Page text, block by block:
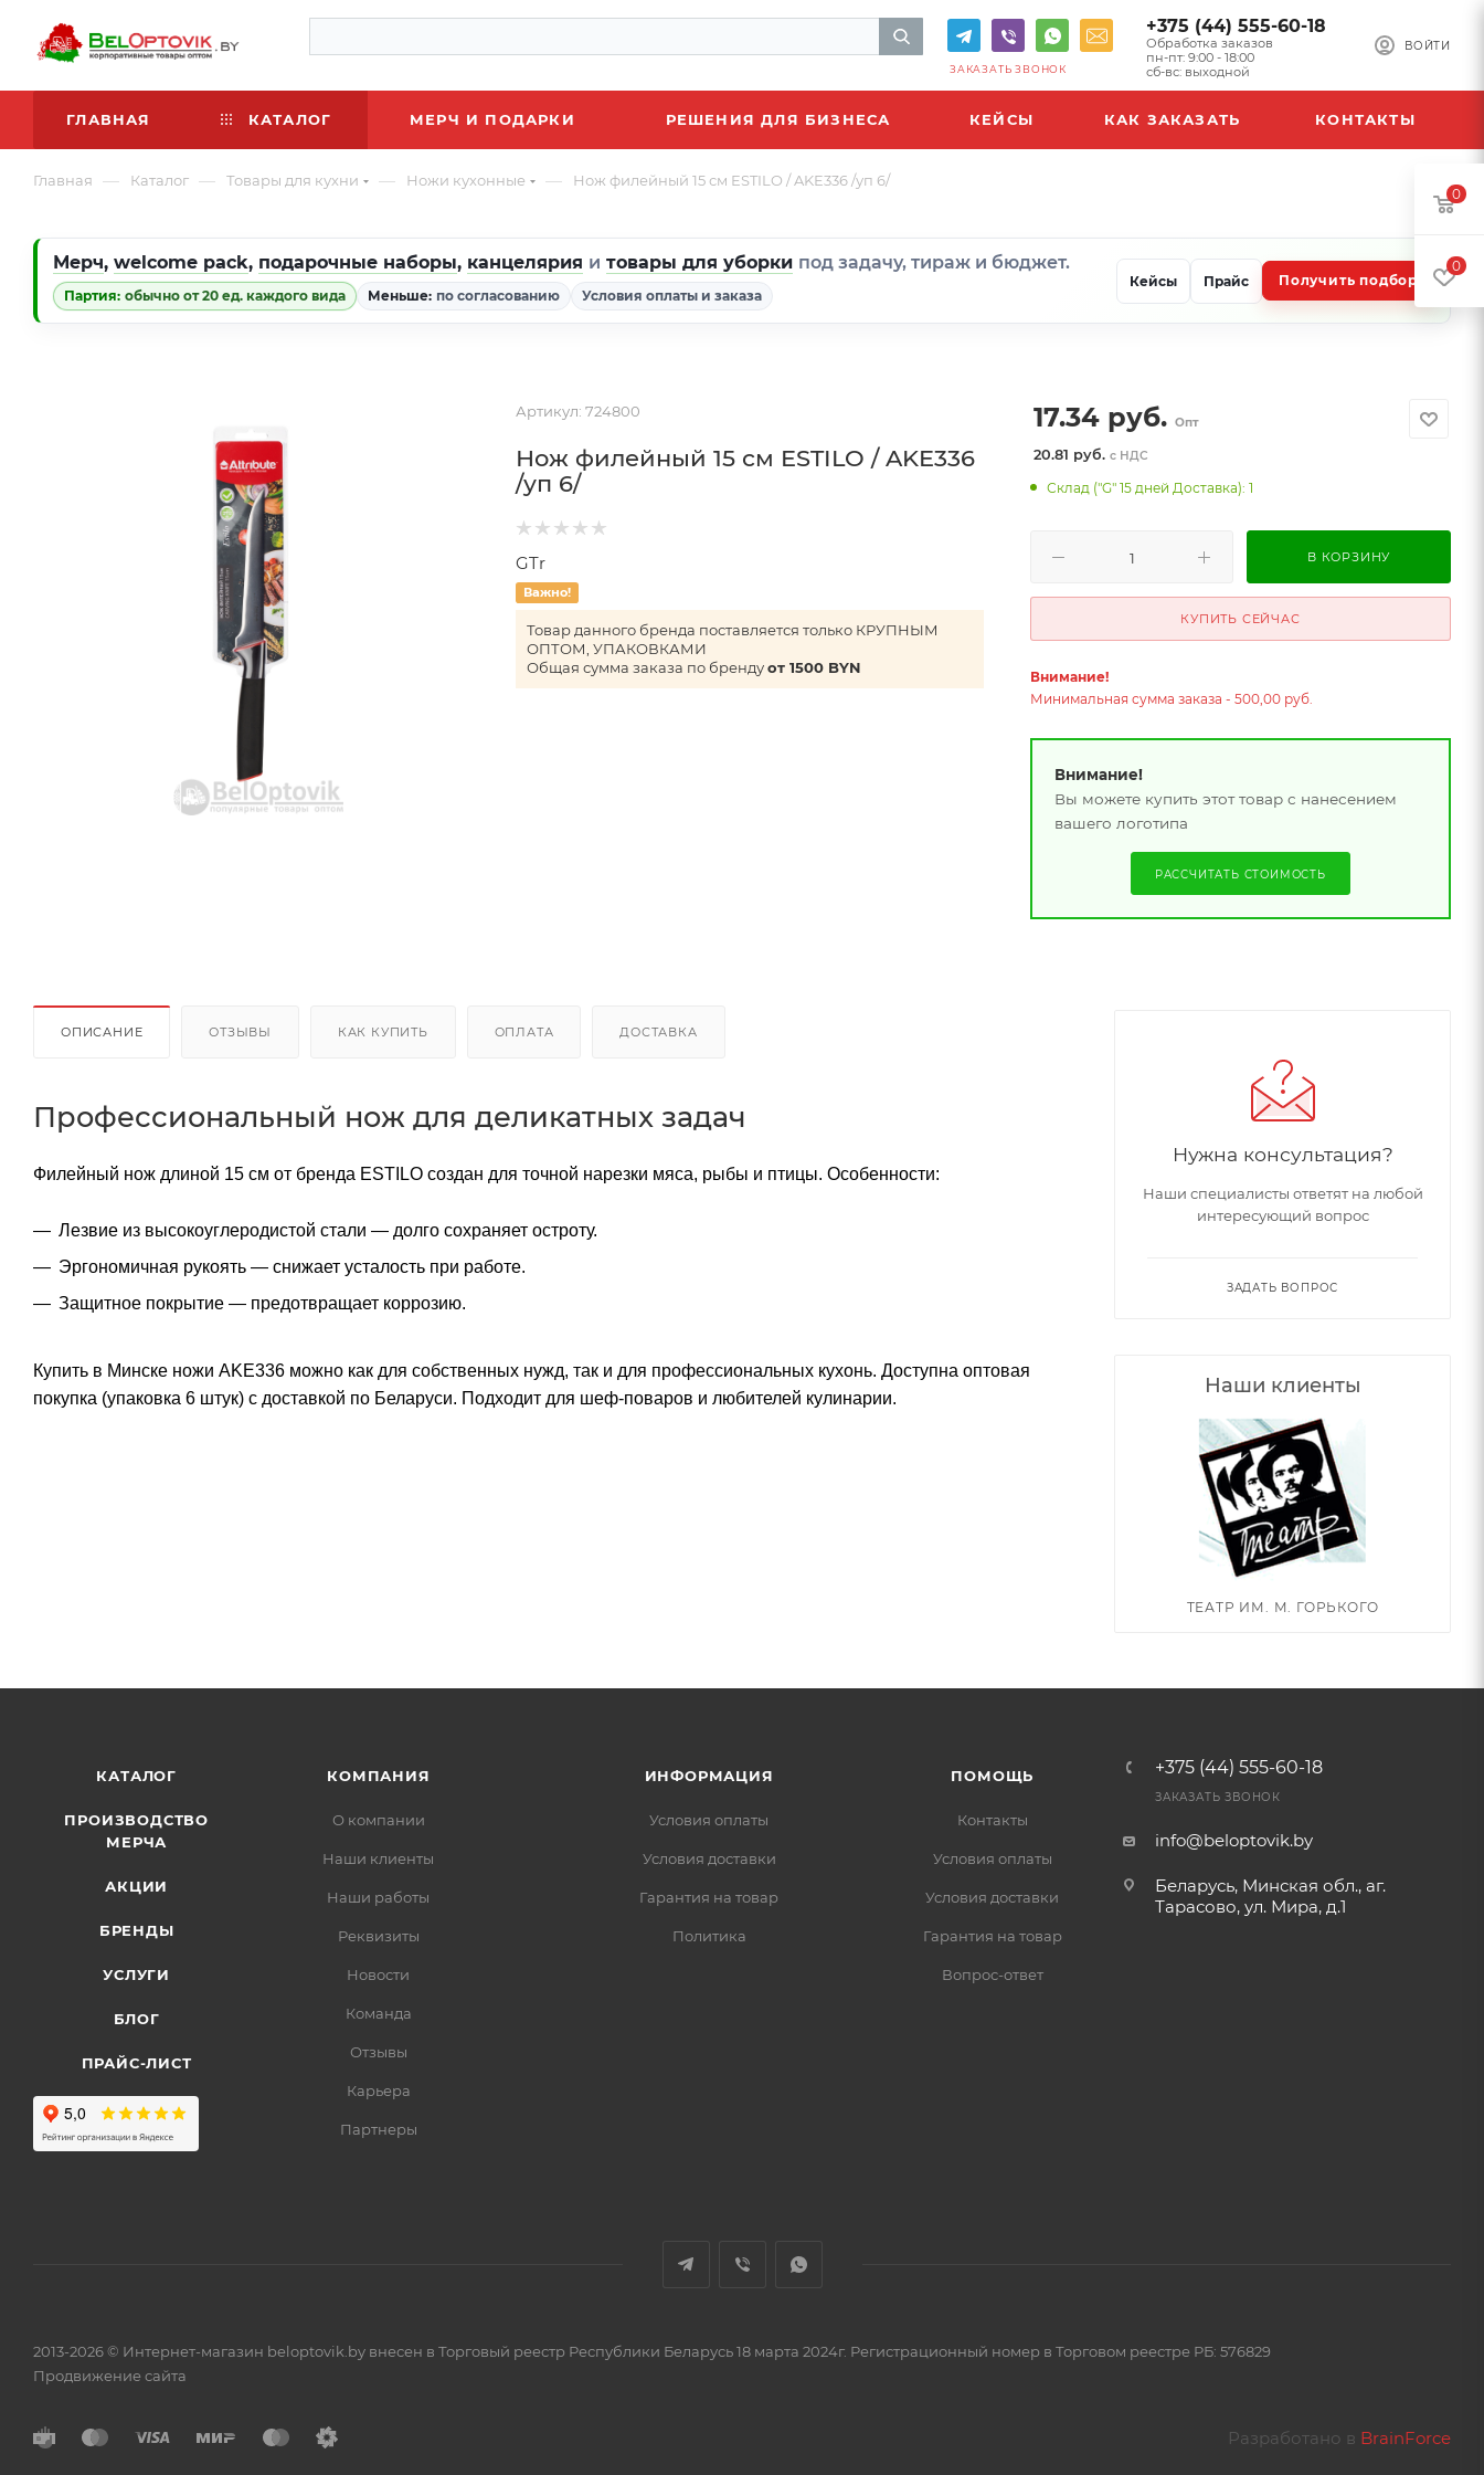
ВОЙТИ
+375 (44) 555-60-18
Обработка заказов
пн-пт: 9:00 - 18:00
сб-вс: выходной
ЗАКАЗАТЬ ЗВОНОК
ГЛАВНАЯ КАТАЛОГ МЕРЧ И ПОДАРКИ РЕШЕНИЯ ДЛЯ БИЗНЕСА КЕЙСЫ КАК ЗАКАЗАТЬ КОНТАКТЫ
Главная — Каталог — Товары для кухни — Ножи кухонные — Нож филейный 15 см ESTILO / AKE336 /уп 6/
Мерч, welcome pack, подарочные наборы, канцелярия и товары для уборки под задачу, тираж и бюджет.
Партия: обычно от 20 ед. каждого вида Меньше: по согласованию Условия оплаты и заказа
Кейсы Прайс Получить подбор
Артикул: 724800
Нож филейный 15 см ESTILO / AKE336
/уп 6/
GTr
Важно!
Товар данного бренда поставляется только КРУПНЫМ
ОПТОМ, УПАКОВКАМИ
Общая сумма заказа по брендуот 1500 BYN
17.34руб. Опт
20.81 руб. с НДС
Склад ("G" 15 дней Доставка): 1
В КОРЗИНУ
КУПИТЬ СЕЙЧАС
Внимание!
Минимальная сумма заказа - 500,00 руб.
Внимание!
Вы можете купить этот товар с нанесением
вашего логотипа
РАССЧИТАТЬ СТОИМОСТЬ
ОПИСАНИЕ ОТЗЫВЫ КАК КУПИТЬ ОПЛАТА ДОСТАВКА
Профессиональный нож для деликатных задач
Филейный нож длиной 15 см от бренда ESTILO создан для точной нарезки мяса, рыбы и птицы. Особенности:
Лезвие из высокоуглеродистой стали — долго сохраняет остроту.
Эргономичная рукоять — снижает усталость при работе.
Защитное покрытие — предотвращает коррозию.
Купить в Минске ножи AKE336 можно как для собственных нужд, так и для профессиональных кухонь. Доступна оптовая
покупка (упаковка 6 штук) с доставкой по Беларуси. Подходит для шеф-поваров и любителей кулинарии.
Нужна консультация?
Наши специалисты ответят на любой
интересующий вопрос
ЗАДАТЬ ВОПРОС
Наши клиенты
ТЕАТР ИМ. М. ГОРЬКОГО
КАТАЛОГ
ПРОИЗВОДСТВО
МЕРЧА
АКЦИИ
БРЕНДЫ
УСЛУГИ
БЛОГ
ПРАЙС-ЛИСТ
КОМПАНИЯ
О компании
Наши клиенты
Наши работы
Реквизиты
Новости
Команда
Отзывы
Карьера
Партнеры
ИНФОРМАЦИЯ
Условия оплаты
Условия доставки
Гарантия на товар
Политика
ПОМОЩЬ
Контакты
Условия оплаты
Условия доставки
Гарантия на товар
Вопрос-ответ
+375 (44) 555-60-18
ЗАКАЗАТЬ ЗВОНОК
info@beloptovik.by
Беларусь, Минская обл., аг.
Тарасово, ул. Мира, д.1
2013-2026 © Интернет-магазин beloptovik.by внесен в Торговый реестр Республики Беларусь 18 марта 2024г. Регистрационный номер в Торговом реестре РБ: 576829
Продвижение сайта
Разработано в BrainForce
0
0